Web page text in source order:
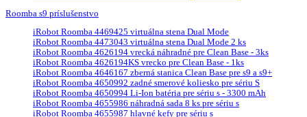
Roomba s9 príslušenstvo
iRobot Roomba 4469425 virtuálna stena Dual Mode
iRobot Roomba 4473043 virtuálna stena Dual Mode 2 ks
iRobot Roomba 4626194 vrecká náhradné pre Clean Base - 3ks
iRobot Roomba 4626194KS vrecko pre Clean Base - 1ks
iRobot Roomba 4646167 zberná stanica Clean Base pre s9 a s9+
iRobot Roomba 4650992 zadné smerové koliesko pre sériu S
iRobot Roomba 4650994 Li-Ion batéria pre sériu s - 3300 mAh
iRobot Roomba 4655986 náhradná sada 8 ks pre sériu s
iRobot Roomba 4655987 hlavné kefy pre sériu s